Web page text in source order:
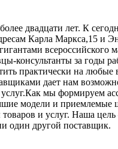
двадцати лет. К
Карла Маркса,15 и
консультанты за годы
практически на
дает нам
мы формируем
модели и
и услуг. Наша
один другой поставщик.